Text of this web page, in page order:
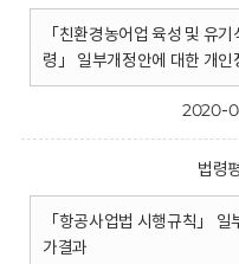
「친환경농어업 육성 및 유
령」 일부개정안에 대한 개
2020-
법령
「항공사업법 시행규칙」
가결과